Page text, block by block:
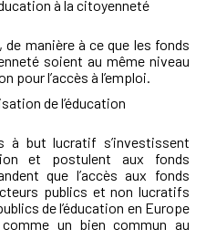
à la citoyenneté
manière à ce que les fonds
soient au même niveau
pour l’accès à l’emploi.
de l’éducation
à but lucratif s’investissent
et postulent aux fonds
que l’accès aux fonds
publics et non lucratifs
de l’éducation en Europe
un bien commun au